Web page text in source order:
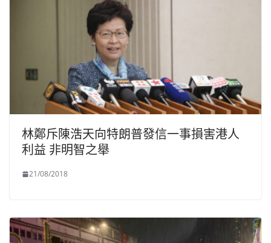
林鄭斥陳浩天向特朗普發信一事損害港人
利益 非明智之舉
21/08/2018